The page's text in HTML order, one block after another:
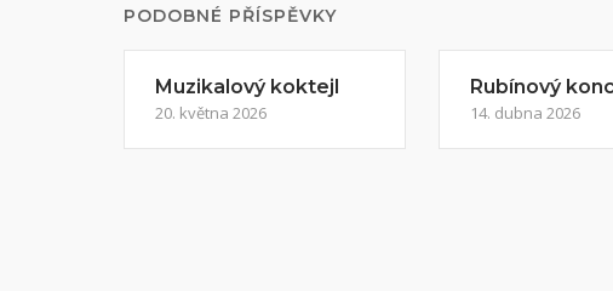
PODOBNÉ PŘÍSPĚVKY
Muzikalový koktejl
20. května 2026
Rubínový
14. dubna 2026